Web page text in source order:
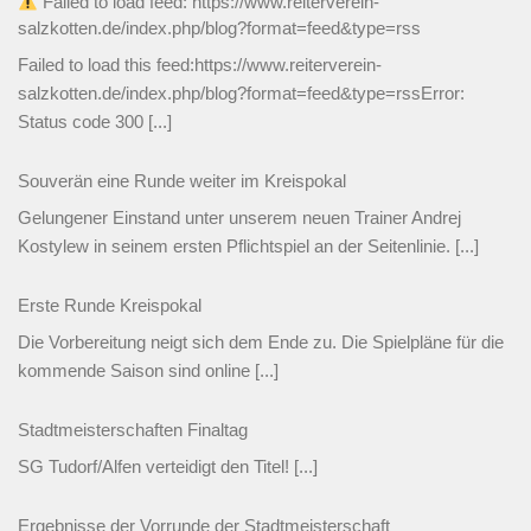
salzkotten.de/index.php/blog?format=feed&type=rss
Failed to load this feed:https://www.reiterverein-
salzkotten.de/index.php/blog?format=feed&type=rssError:
Status code 300 [...]
Souverän eine Runde weiter im Kreispokal
Gelungener Einstand unter unserem neuen Trainer Andrej
Kostylew in seinem ersten Pflichtspiel an der Seitenlinie. [...]
Erste Runde Kreispokal
Die Vorbereitung neigt sich dem Ende zu. Die Spielpläne für die
kommende Saison sind online [...]
Stadtmeisterschaften Finaltag
SG Tudorf/Alfen verteidigt den Titel! [...]
Ergebnisse der Vorrunde der Stadtmeisterschaft